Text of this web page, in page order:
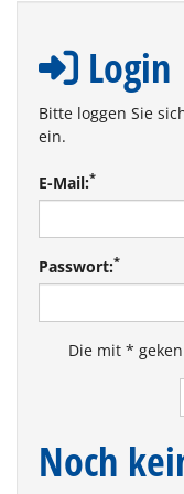
Login
Bitte loggen Sie
ein.
E-Mail:*
Passwort:*
Die mit *
Noch